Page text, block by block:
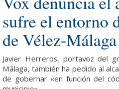
sufre el entorno
de Vélez-Málaga
Javier Herreros, portavoz del
Málaga, también ha pedido al
de gobernar «en función del